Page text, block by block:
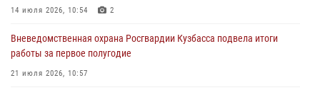
06 августа 2026, 09:18
Росгвардейцы задержали мужчину, повредившего имущество
горожанки
06 августа 2026, 08:17
14 июля 2026, 10:54 2
Вневедомственная охрана Росгвардии Кузбасса подвела итоги
работы за первое полугодие
21 июля 2026, 10:57